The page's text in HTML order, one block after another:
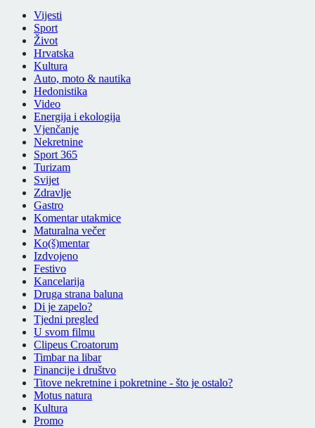
Vijesti
Sport
Život
Hrvatska
Kultura
Auto, moto & nautika
Hedonistika
Video
Energija i ekologija
Vjenčanje
Nekretnine
Sport 365
Turizam
Svijet
Zdravlje
Gastro
Komentar utakmice
Maturalna večer
Ko(š)mentar
Izdvojeno
Festivo
Kancelarija
Druga strana baluna
Di je zapelo?
Tjedni pregled
U svom filmu
Clipeus Croatorum
Timbar na libar
Financije i društvo
Titove nekretnine i pokretnine - što je ostalo?
Motus natura
Kultura
Promo